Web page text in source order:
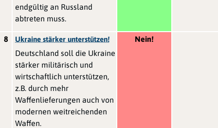
endgültig an Russland
abtreten muss.
8 Ukraine stärker unterstützen!
Deutschland soll die Ukraine
stärker militärisch und
wirtschaftlich unterstützen,
z.B. durch mehr
Waffenlieferungen auch von
modernen weitreichenden
Waffen.
Nein!